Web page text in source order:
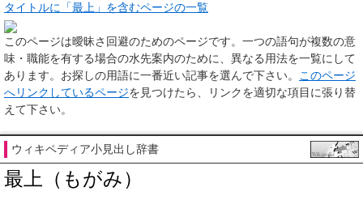
タイトルに「最上」を含むページの一覧
このページは曖昧さ回避のためのページです。一つの語句が複数の意
味・職能を有する場合の水先案内のために、異なる用法を一覧にして
あります。お探しの用語に一番近い記事を選んで下さい。 このページ
へリンクしているページを見つけたら、リンクを適切な項目に張り替
えて下さい。
ウィキペディア小見出し辞書
最上（もがみ）